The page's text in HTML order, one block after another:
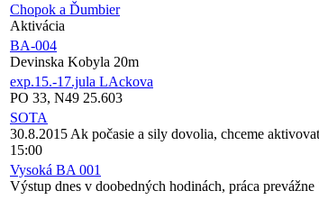
Chopok a Ďumbier
Aktivácia
BA-004
Devinska Kobyla 20m
exp.15.-17.jula LAckova
PO 33, N49 25.603
SOTA
30.8.2015 Ak počasie a sily dovolia, chceme
15:00
Vysoká BA 001
Výstup dnes v doobedných hodinách, práca